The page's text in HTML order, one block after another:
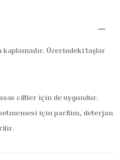
Üzerindeki taşlar
ciltler için de uygundur.
için parfüm, deterjan